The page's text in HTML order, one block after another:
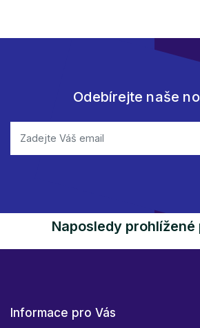
Odebírejte naše
Naposledy
Informace pro Vás